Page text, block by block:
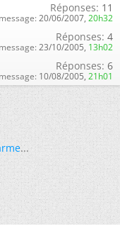
Réponses: 11
20/06/2007, 20h32
Réponses: 4
23/10/2005, 13h02
Réponses: 6
10/08/2005, 21h01
...